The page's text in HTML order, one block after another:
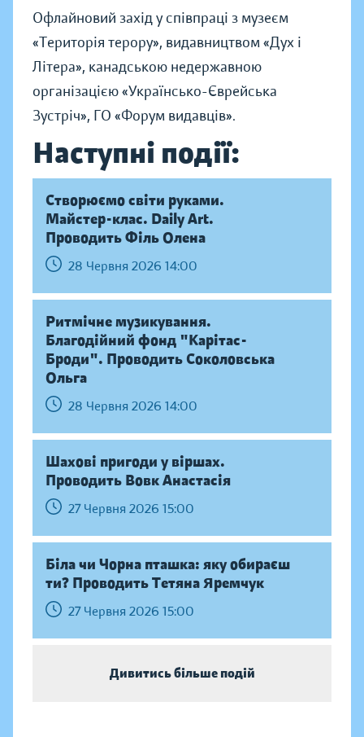
Офлайновий захід у співпраці з музеєм
«Територія терору», видавництвом «Дух і
Літера», канадською недержавною
організацією «Українсько-Єврейська
Зустріч», ГО «Форум видавців».
Наступні події:
Створюємо світи руками.
Майстер-клас. Daily Аrt.
Проводить Філь Олена
28 Червня 2026 14:00
Ритмічне музикування.
Благодійний фонд "Карітас-
Броди". Проводить Соколовська
Ольга
28 Червня 2026 14:00
Шахові пригоди у віршах.
Проводить Вовк Анастасія
27 Червня 2026 15:00
Біла чи Чорна пташка: яку обираєш
ти? Проводить Тетяна Яремчук
27 Червня 2026 15:00
Дивитись більше подій